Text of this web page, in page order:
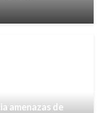
amenazas de